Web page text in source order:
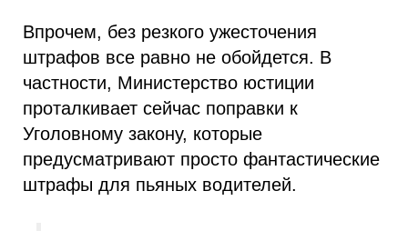
Впрочем, без резкого ужесточения
штрафов все равно не обойдется. В
частности, Министерство юстиции
проталкивает сейчас поправки к
Уголовному закону, которые
предусматривают просто фантастические
штрафы для пьяных водителей.